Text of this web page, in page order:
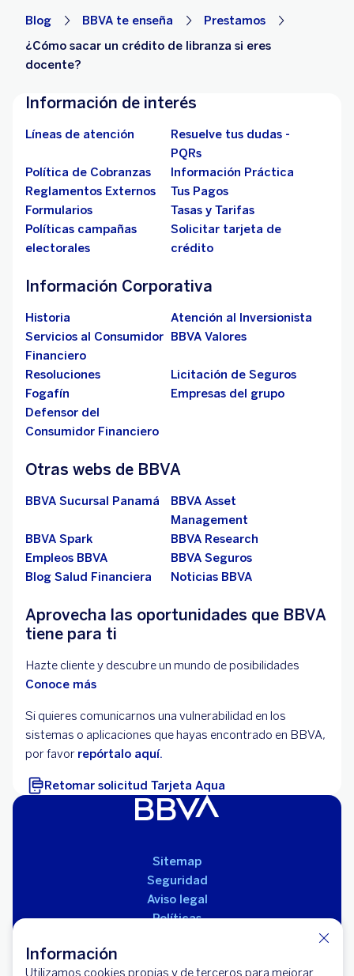
Información
Utilizamos cookies propias y de terceros para mejorar
Blog BBVA te enseña
Prestamos
¿Cómo sacar un crédito de libranza si eres
docente?
Información de interés
Líneas de atención
Resuelve tus dudas -
PQRs
Política de Cobranzas
Información Práctica
Reglamentos Externos
Tus Pagos
Formularios
Tasas y Tarifas
Políticas campañas
electorales
Solicitar tarjeta de
crédito
Información Corporativa
Historia
Atención al Inversionista
Servicios al Consumidor
Financiero
BBVA Valores
Resoluciones
Licitación de Seguros
Fogafín
Empresas del grupo
Defensor del
Consumidor Financiero
Otras webs de BBVA
BBVA Sucursal Panamá
BBVA Asset
Management
BBVA Spark
BBVA Research
Empleos BBVA
BBVA Seguros
Blog Salud Financiera
Noticias BBVA
Aprovecha las oportunidades que BBVA
tiene para ti
Hazte cliente y descubre un mundo de posibilidades
Conoce más
Si quieres comunicarnos una vulnerabilidad en los
sistemas o aplicaciones que hayas encontrado en BBVA,
por favor repórtalo aquí.
Retomar solicitud Tarjeta Aqua
Sitemap
Seguridad
Aviso legal
Políticas